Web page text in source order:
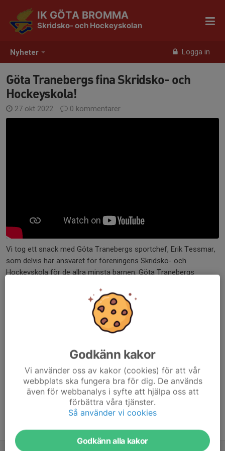
Nyheter Logga in
IK GÖTA BROMMA
Skridsko- och Hockeyskolan
Göta Tranebergs fina Skridsko- och
Hockeyskola!
27 okt 2022 0 kommentarer
Vi tog ett snack med Göta Tranebergs sportchef, Erik Tessmar,
som delvis har ansvaret för föreningens Skridsko- och
Hockeyskola för de allra minsta barnen. Göta Tranebergs
Självklart har vi plats för fler barn och alla är välkomna att delta
oavsett om man kan åka skridskor eller inte! Vi är här för att lära
Anmälan hittar du här!
Dela nyhet
Tidigare nyheter
Godkänn kakor
Vi använder oss av kakor (cookies) för att vår
webbplats ska fungera bra för dig. De används
även för webbanalys i syfte att hjälpa oss att
förbättra våra tjänster.
Så använder vi cookies
Godkänn alla kakor